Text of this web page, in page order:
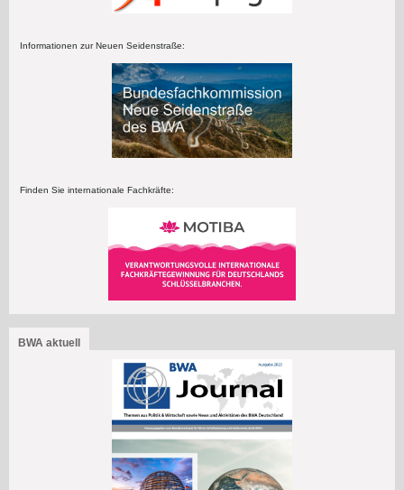
Informationen zur Neuen Seidenstraße:
Finden Sie internationale Fachkräfte:
BWA aktuell